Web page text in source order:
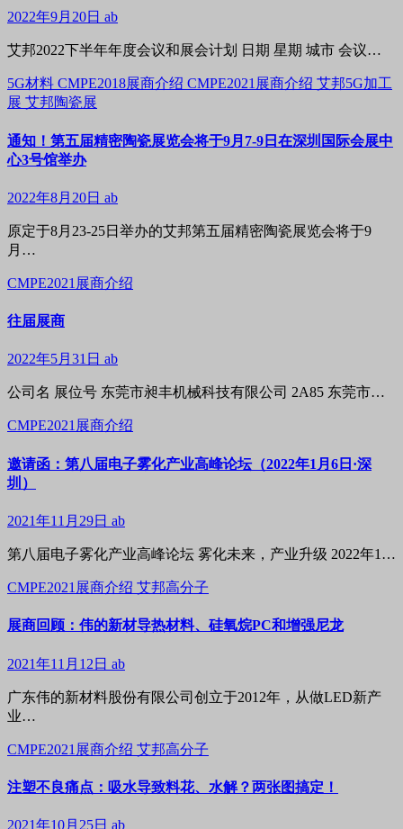
2022年9月20日 ab
艾邦2022下半年年度会议和展会计划 日期 星期 城市 会议…
5G材料 CMPE2018展商介绍 CMPE2021展商介绍 艾邦5G加工
展 艾邦陶瓷展
通知！第五届精密陶瓷展览会将于9月7-9日在深圳国际会展中
心3号馆举办
2022年8月20日 ab
原定于8月23-25日举办的艾邦第五届精密陶瓷展览会将于9
月…
CMPE2021展商介绍
往届展商
2022年5月31日 ab
公司名 展位号 东莞市昶丰机械科技有限公司 2A85 东莞市…
CMPE2021展商介绍
邀请函：第八届电子雾化产业高峰论坛（2022年1月6日·深
圳）
2021年11月29日 ab
第八届电子雾化产业高峰论坛 雾化未来，产业升级 2022年1…
CMPE2021展商介绍 艾邦高分子
展商回顾：伟的新材导热材料、硅氧烷PC和增强尼龙
2021年11月12日 ab
广东伟的新材料股份有限公司创立于2012年，从做LED新产
业…
CMPE2021展商介绍 艾邦高分子
注塑不良痛点：吸水导致料花、水解？两张图搞定！
2021年10月25日 ab